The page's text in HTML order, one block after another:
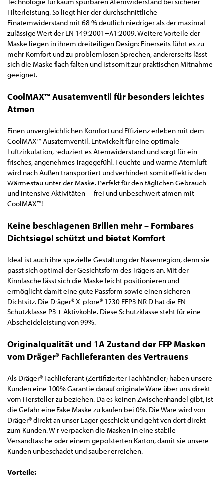
Filterleistung. So liegt hier der durchschnittliche
Einatemwiderstand mit 68 % deutlich niedriger als der maximal
zulässige Wert der EN 149:2001+A1:2009. Weitere Vorteile der
Maske liegen in ihrem dreiteiligen Design: Einerseits führt es zu
mehr Komfort und zu problemlosen Sprechen, andererseits lässt
sich die Maske flach falten und ist somit zur praktischen Mitnahme
geeignet.
CoolMAX™ Ausatemventil für besonders leichtes
Atmen
Einen unvergleichlichen Komfort und Effizienz erleben mit dem
CoolMAX™ Ausatemventil. Entwickelt für eine optimale
Luftzirkulation, reduziert es Atemwiderstand und sorgt für ein
frisches, angenehmes Tragegefühl. Feuchte und warme Atemluft
wird nach Außen transportiert und verhindert somit effektiv den
Wärmestau unter der Maske. Perfekt für den täglichen Gebrauch
und intensive Aktivitäten – frei und unbeschwert atmen mit
CoolMAX™!
Keine beschlagenen Brillen mehr – Formbares
Dichtsiegel schützt und bietet Komfort
Ideal ist auch ihre spezielle Gestaltung der Nasenregion, denn sie
passt sich optimal der Gesichtsform des Trägers an. Mit der
Kinnlasche lässt sich die Maske leicht positionieren und
ermöglicht damit eine gute Passform sowie einen sicheren
Dichtsitz. Die Dräger® X-plore® 1730 FFP3 NR D hat die EN-
Schutzklasse P3 + Aktivkohle. Diese Schutzklasse steht für eine
Abscheideleistung von 99%.
Originalqualität und 1A Zustand der FFP Masken
vom Dräger® Fachlieferanten des Vertrauens
Als Dräger® Fachlieferant (Zertifizierter Fachhändler) haben unsere
Kunden eine 100% Garantie darauf originale Ware über uns direkt
vom Hersteller zu beziehen. Da es keinen Zwischenhandel gibt, ist
die Gefahr eine Fake Maske zu kaufen bei 0%. Die Ware wird von
Dräger® direkt an unser Lager geschickt und geht von dort direkt
zum Kunden. Wir verpacken die Masken in eine stabile
Versandtasche oder einem gepolsterten Karton, damit sie unsere
Kunden unbeschadet und sauber erreichen.
Vorteile: